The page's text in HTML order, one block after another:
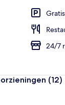
24/7
(12)